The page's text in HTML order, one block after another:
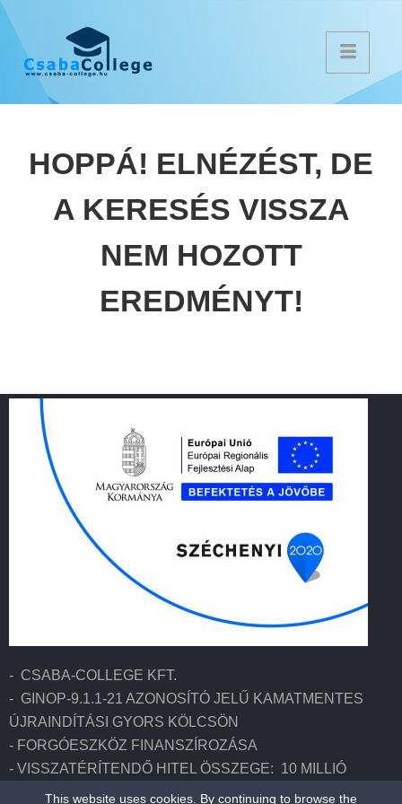
HOPPÁ! ELNÉZÉST, DE
A KERESÉS VISSZA
NEM HOZOTT
EREDMÉNYT!
- CSABA-COLLEGE KFT.
- GINOP-9.1.1-21 AZONOSÍTÓ JELŰ KAMATMENTES
ÚJRAINDÍTÁSI GYORS KÖLCSÖN
- FORGÓESZKÖZ FINANSZÍROZÁSA
- VISSZATÉRÍTENDŐ HITEL ÖSSZEGE: 10 MILLIÓ
FORINTThis website uses cookies. By continuing to browse the